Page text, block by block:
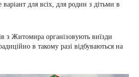
для всіх, для родин з дітьми в
з Житомира організовують виїзди
в такому разі відбуваються на